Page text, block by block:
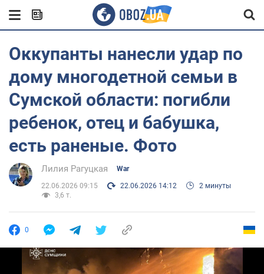
Оккупанты нанесли удар по
дому многодетной семьи в
Сумской области: погибли
ребенок, отец и бабушка,
есть раненые. Фото
Лилия Рагуцкая War
22.06.2026 09:15 22.06.2026 14:12
2 минуты
3,6 т.
0